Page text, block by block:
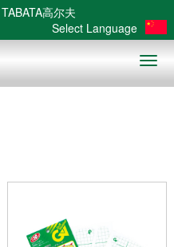
高尔夫
Select Language